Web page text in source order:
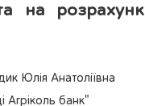
на
Юлія Анатоліївна
Агріколь банк"